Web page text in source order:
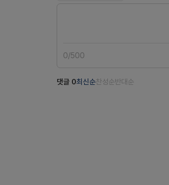
0/500
댓글 0최신순찬성순반대순